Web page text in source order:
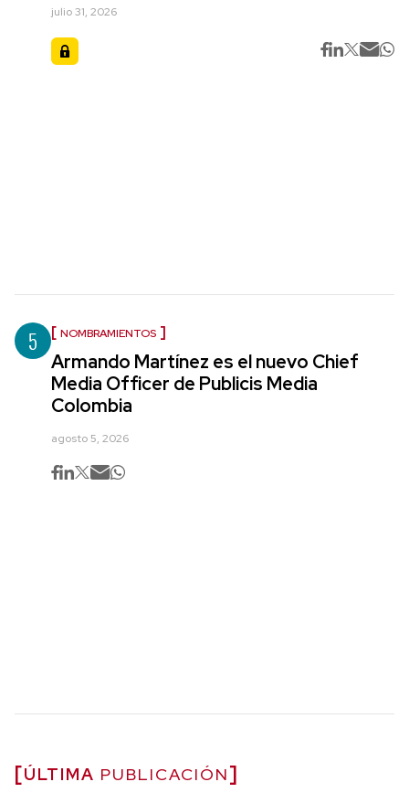
julio 31, 2026
5 NOMBRAMIENTOS
Armando Martínez es el nuevo Chief
Media Officer de Publicis Media
Colombia
agosto 5, 2026
ÚLTIMA PUBLICACIÓN